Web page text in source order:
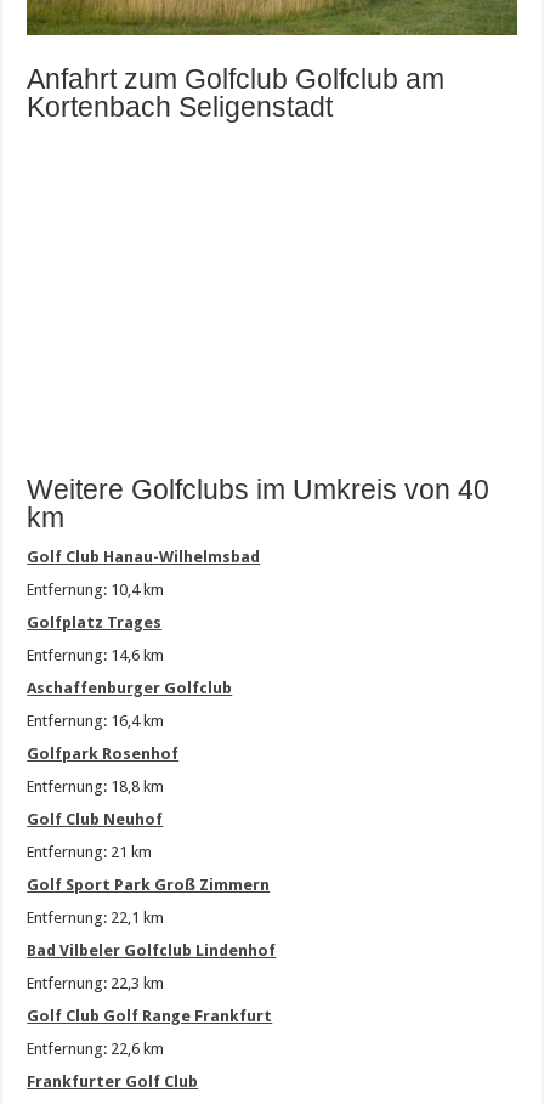
Anfahrt zum Golfclub Golfclub am
Kortenbach Seligenstadt
Weitere Golfclubs im Umkreis von 40
km
Golf Club Hanau-Wilhelmsbad
Entfernung: 10,4 km
Golfplatz Trages
Entfernung: 14,6 km
Aschaffenburger Golfclub
Entfernung: 16,4 km
Golfpark Rosenhof
Entfernung: 18,8 km
Golf Club Neuhof
Entfernung: 21 km
Golf Sport Park Groß Zimmern
Entfernung: 22,1 km
Bad Vilbeler Golfclub Lindenhof
Entfernung: 22,3 km
Golf Club Golf Range Frankfurt
Entfernung: 22,6 km
Frankfurter Golf Club